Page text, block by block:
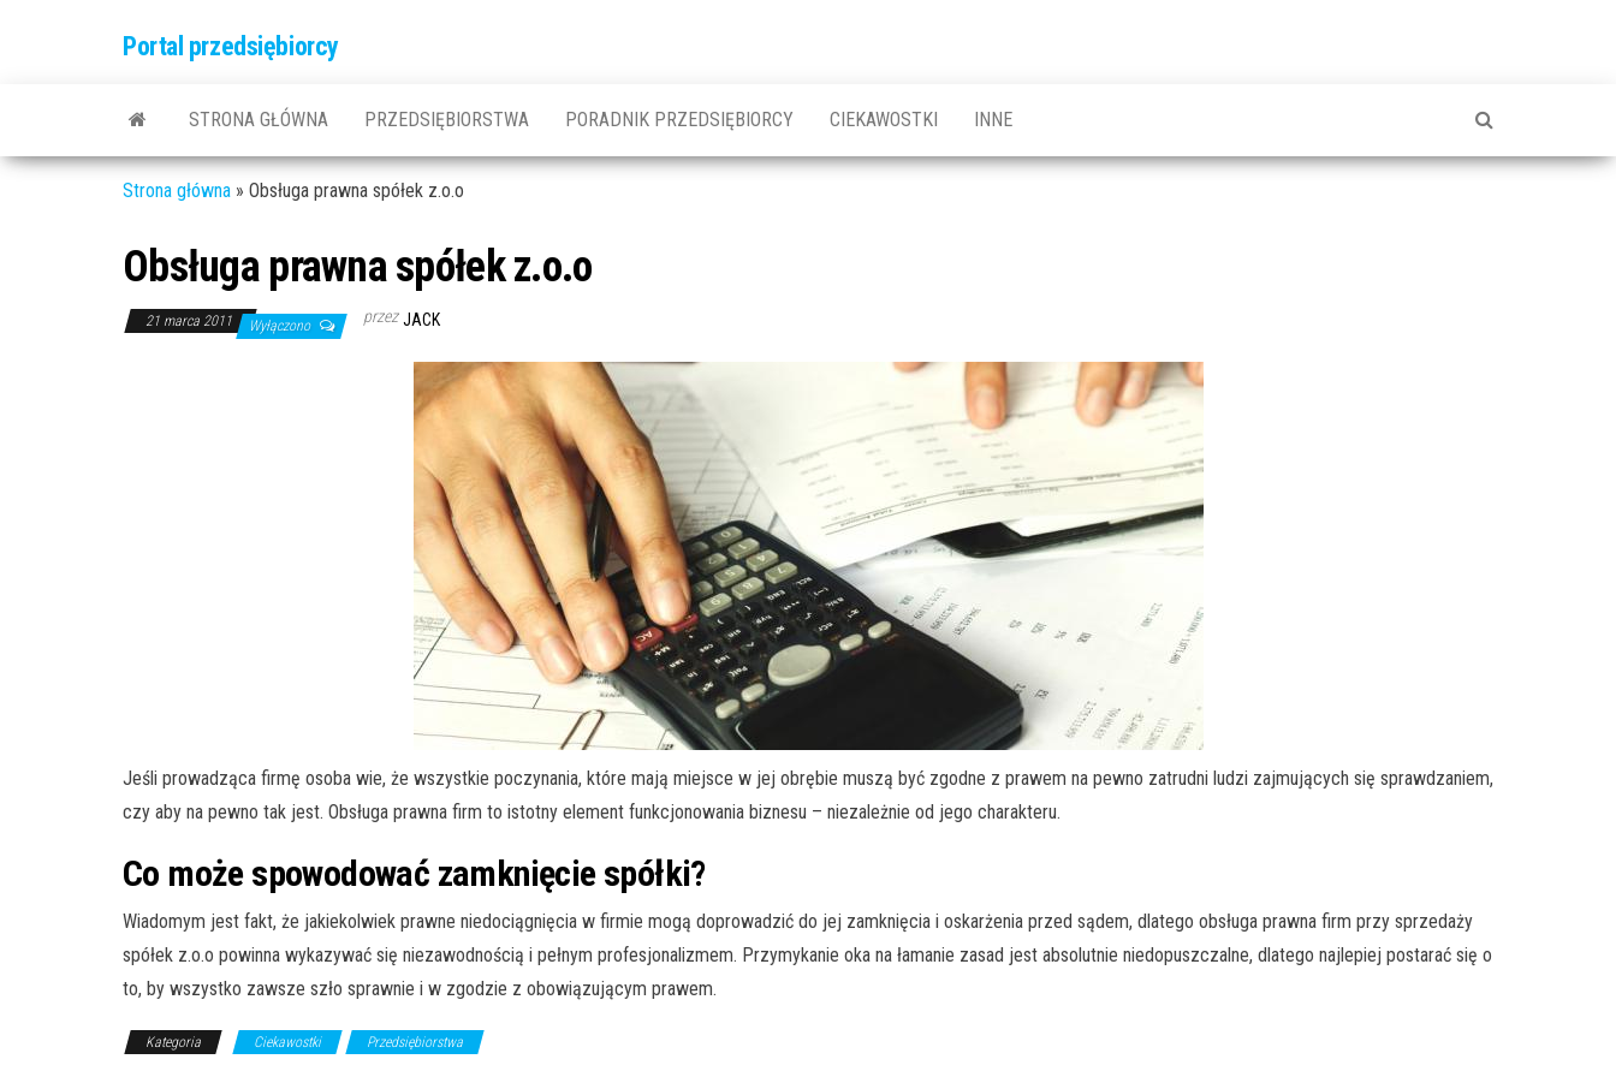
Portal przedsiębiorcy
STRONA GŁÓWNA PRZEDSIĘBIORSTWA PORADNIK PRZEDSIĘBIORCY CIEKAWOSTKI INNE
Strona główna » Obsługa prawna spółek z.o.o
Obsługa prawna spółek z.o.o
21 marca 2011 Wyłączono przez JACK
Jeśli prowadząca firmę osoba wie, że wszystkie poczynania, które mają miejsce w jej obrębie muszą być zgodne z prawem na pewno zatrudni ludzi zajmujących się sprawdzaniem,
czy aby na pewno tak jest. Obsługa prawna firm to istotny element funkcjonowania biznesu – niezależnie od jego charakteru.
Co może spowodować zamknięcie spółki?
Wiadomym jest fakt, że jakiekolwiek prawne niedociągnięcia w firmie mogą doprowadzić do jej zamknięcia i oskarżenia przed sądem, dlatego obsługa prawna firm przy sprzedaży
spółek z.o.o powinna wykazywać się niezawodnością i pełnym profesjonalizmem. Przymykanie oka na łamanie zasad jest absolutnie niedopuszczalne, dlatego najlepiej postarać się o
to, by wszystko zawsze szło sprawnie i w zgodzie z obowiązującym prawem.
Kategoria Ciekawostki Przedsiębiorstwa